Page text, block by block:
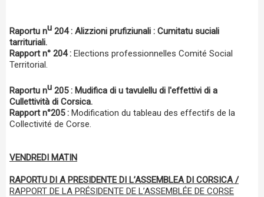
Raportu nu 204 : Alizzioni prufiziunali : Cumitatu suciali
tarrituriali.
Rapport n° 204 : Elections professionnelles Comité Social
Territorial.
Raportu nu 205 : Mudifica di u tavulellu di l'effettivi di a
Cullettività di Corsica.
Rapport n°205 : Modification du tableau des effectifs de la
Collectivité de Corse.
VENDREDI MATIN
RAPORTU DI A PRESIDENTE DI L’ASSEMBLEA DI CORSICA /
RAPPORT DE LA PRÉSIDENTE DE L’ASSEMBLÉE DE CORSE